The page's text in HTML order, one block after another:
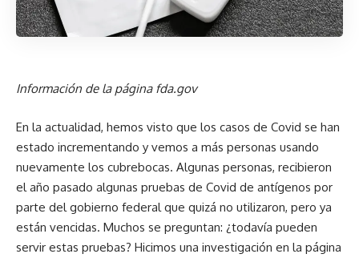
Información de la página fda.gov
En la actualidad, hemos visto que los casos de Covid se han
estado incrementando y vemos a más personas usando
nuevamente los cubrebocas. Algunas personas, recibieron
el año pasado algunas pruebas de Covid de antígenos por
parte del gobierno federal que quizá no utilizaron, pero ya
están vencidas. Muchos se preguntan: ¿todavía pueden
servir estas pruebas? Hicimos una investigación en la página